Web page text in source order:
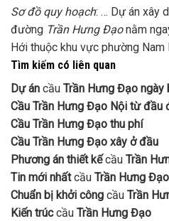
Sơ đồ quy hoạch: … Dự án xây
đường Trần Hưng Đạonằm
Hới thuộc khu vực phường Nam
Tìm kiếm có liên quan
Dự án cầu Trần Hưng Đạo ngày
Cầu Trần Hưng Đạo Nội từ đầu
Cầu Trần Hưng Đạo thu phí
Cầu Trần Hưng Đạo xây ở đầu
Phương án thiết kếcầu Trần
Tin mới nhấtcầu Trần Hưng Đạo
Chuẩn bị khởi công cầu Trần
Kiến trúccầu Trần Hưng Đạo